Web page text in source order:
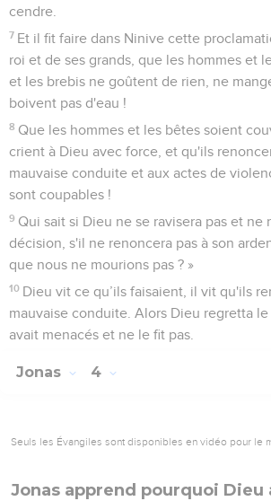
cendre.
7 Et il fit faire dans Ninive cette
roi et de ses grands, que les hommes et
et les brebis ne goûtent de rien, ne
boivent pas d'eau !
8 Que les hommes et les bêtes soient
crient à Dieu avec force, et qu'ils
mauvaise conduite et aux actes de
sont coupables !
9 Qui sait si Dieu ne se ravisera pas et ne
décision, s'il ne renoncera pas à son
que nous ne mourions pas ? »
10 Dieu vit ce qu’ils faisaient, il vit qu'ils
mauvaise conduite. Alors Dieu regretta
avait menacés et ne le fit pas.
Jonas 4
Seuls les Évangiles sont disponibles en vidéo pour le
Jonas apprend pourquoi Dieu